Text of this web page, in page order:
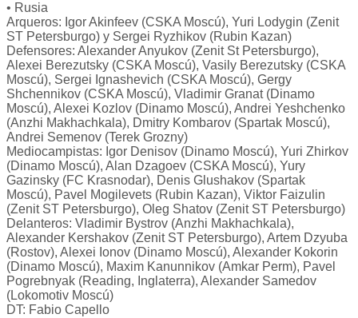
• Rusia
Arqueros: Igor Akinfeev (CSKA Moscú), Yuri Lodygin (Zenit
ST Petersburgo) y Sergei Ryzhikov (Rubin Kazan)
Defensores: Alexander Anyukov (Zenit St Petersburgo),
Alexei Berezutsky (CSKA Moscú), Vasily Berezutsky (CSKA
Moscú), Sergei Ignashevich (CSKA Moscú), Gergy
Shchennikov (CSKA Moscú), Vladimir Granat (Dinamo
Moscú), Alexei Kozlov (Dinamo Moscú), Andrei Yeshchenko
(Anzhi Makhachkala), Dmitry Kombarov (Spartak Moscú),
Andrei Semenov (Terek Grozny)
Mediocampistas: Igor Denisov (Dinamo Moscú), Yuri Zhirkov
(Dinamo Moscú), Alan Dzagoev (CSKA Moscú), Yury
Gazinsky (FC Krasnodar), Denis Glushakov (Spartak
Moscú), Pavel Mogilevets (Rubin Kazan), Viktor Faizulin
(Zenit ST Petersburgo), Oleg Shatov (Zenit ST Petersburgo)
Delanteros: Vladimir Bystrov (Anzhi Makhachkala),
Alexander Kershakov (Zenit ST Petersburgo), Artem Dzyuba
(Rostov), Alexei Ionov (Dinamo Moscú), Alexander Kokorin
(Dinamo Moscú), Maxim Kanunnikov (Amkar Perm), Pavel
Pogrebnyak (Reading, Inglaterra), Alexander Samedov
(Lokomotiv Moscú)
DT: Fabio Capello